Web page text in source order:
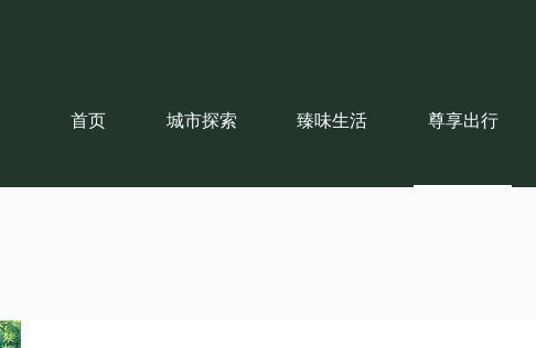
首页 城市探索 臻味生活 尊享出行